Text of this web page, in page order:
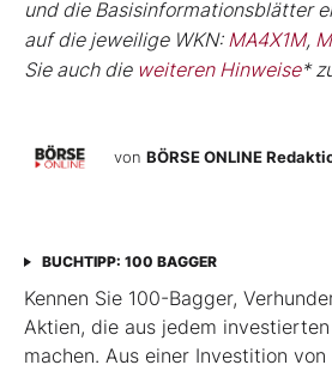
und die Basisinformationsblätter
auf die jeweilige WKN: MA4X1M,
Sie auch die weiteren Hinweise*
von BÖRSE ONLINE
BUCHTIPP: 100 BAGGER
Kennen Sie 100-Bagger,
Aktien, die aus jedem
machen. Aus einer Investition